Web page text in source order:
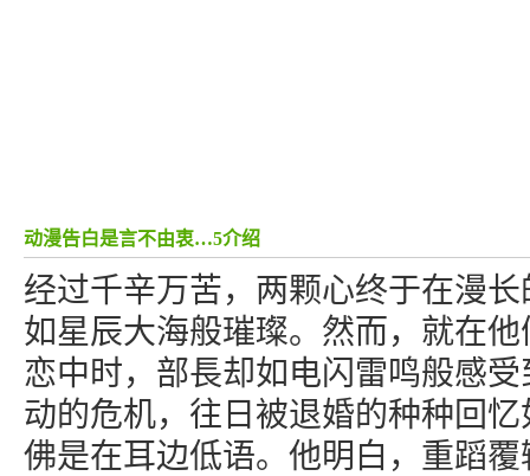
动漫告白是言不由衷…5介绍
经过千辛万苦，两颗心终于在漫
如星辰大海般璀璨。然而，就在
恋中时，部長却如电闪雷鸣般感
动的危机，往日被退婚的种种回
佛是在耳边低语。他明白，重蹈